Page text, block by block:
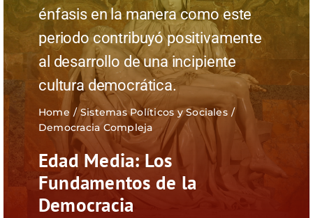
Eventos
Nuestros blogs
Editorial
¡Únete ahora!
énfasis en la manera como este
periodo contribuyó positivamente
al desarrollo de una incipiente
cultura democrática.
Home
Sistemas Políticos y Sociales
Democracia Compleja
Edad Media: Los
Fundamentos de la
Democracia